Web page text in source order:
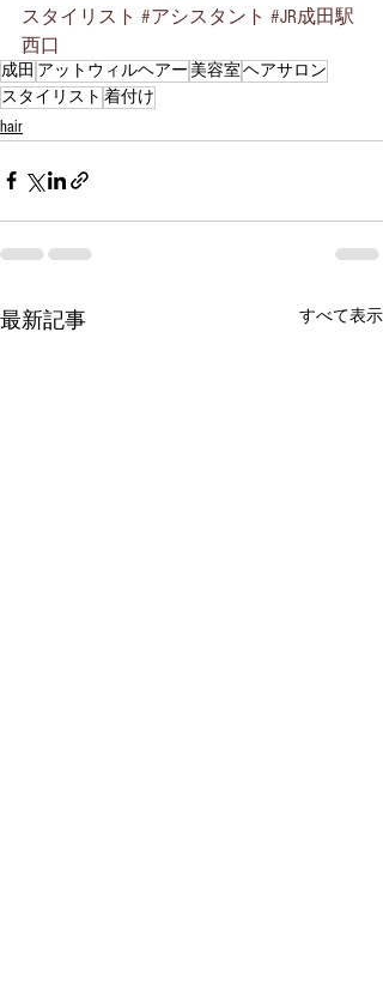
スタイリスト #アシスタント #JR成田駅
西口
成田 アットウィルヘアー 美容室ヘアサロン
スタイリスト 着付け
hair
最新記事 すべて表示